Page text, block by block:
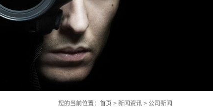
您的当前位置： 首页 > 新闻资讯 > 公司新闻